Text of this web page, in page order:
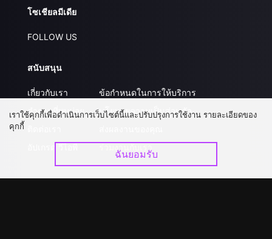
โซเชียลมีเดีย
FOLLOW US
สนับสนุน
เกี่ยวกับเรา
คำถามที่พบบ่อย
ข้อกำหนดในการให้บริการ
นโยบายความเป็นส่วนตัว
เราใช้คุกกี้เพื่อดำเนินการเว็บไซต์นี้และปรับปรุงการใช้งาน รายละเอียดของ
คุกกี้
ฉันยอมรับ